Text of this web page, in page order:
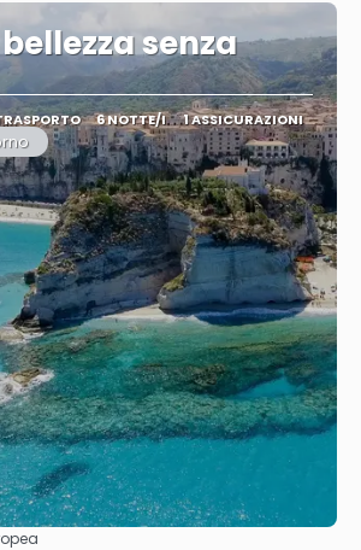
senza
6 NOTTE/I 1 ASSICURAZIONI